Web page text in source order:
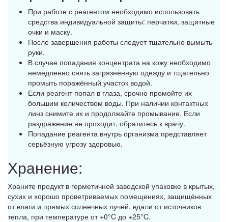
При работе с реагентом необходимо использовать
средства индивидуальной защиты: перчатки, защитные
очки и маску.
После завершения работы следует тщательно вымыть
руки.
В случае попадания концентрата на кожу необходимо
немедленно снять загрязнённую одежду и тщательно
промыть поражённый участок водой.
Если реагент попал в глаза, срочно промойте их
большим количеством воды. При наличии контактных
линз снимите их и продолжайте промывание. Если
раздражение не проходит, обратитесь к врачу.
Попадание реагента внутрь организма представляет
серьёзную угрозу здоровью.
Хранение:
Храните продукт в герметичной заводской упаковке в крытых,
сухих и хорошо проветриваемых помещениях, защищённых
от влаги и прямых солнечных лучей, вдали от источников
тепла, при температуре от +0°C до +25°C.